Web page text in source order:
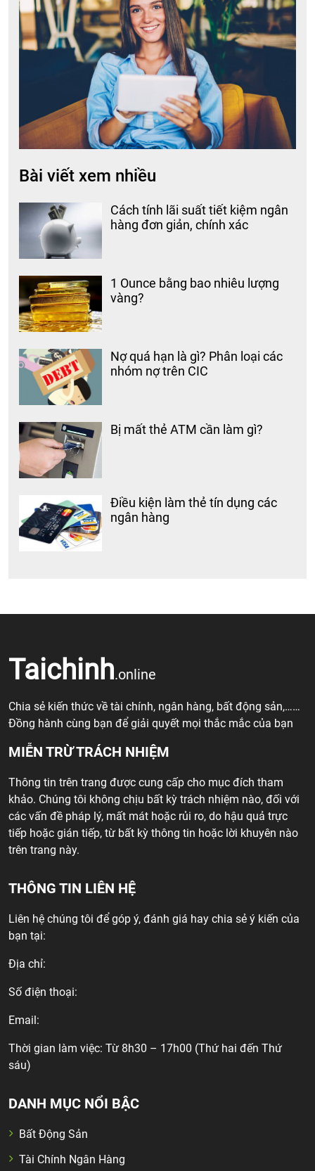
Bài viết xem nhiều
Cách tính lãi suất tiết kiệm ngân
hàng đơn giản, chính xác
1 Ounce bằng bao nhiêu lượng
vàng?
Nợ quá hạn là gì? Phân loại các
nhóm nợ trên CIC
Bị mất thẻ ATM cần làm gì?
Điều kiện làm thẻ tín dụng các
ngân hàng
Taichinh.online
Chia sẻ kiến thức về tài chính, ngân hàng, bất động sản,……
Đồng hành cùng bạn để giải quyết mọi thắc mắc của bạn
MIỄN TRỪ TRÁCH NHIỆM
Thông tin trên trang được cung cấp cho mục đích tham
khảo. Chúng tôi không chịu bất kỳ trách nhiệm nào, đối với
các vấn đề pháp lý, mất mát hoặc rủi ro, do hậu quả trực
tiếp hoặc gián tiếp, từ bất kỳ thông tin hoặc lời khuyên nào
trên trang này.
THÔNG TIN LIÊN HỆ
Liên hệ chúng tôi để góp ý, đánh giá hay chia sẻ ý kiến của
bạn tại:
Địa chỉ:
Số điện thoại:
Email:
Thời gian làm việc: Từ 8h30 – 17h00 (Thứ hai đến Thứ
sáu)
DANH MỤC NỔI BẬC
Bất Động Sản
Tài Chính Ngân Hàng